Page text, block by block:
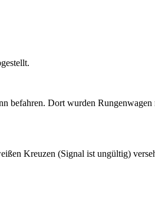
befahren. Dort wurden
Kreuzen (Signal ist ungültig)